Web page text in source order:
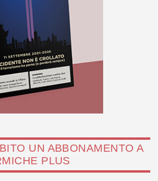
UN ABBONAMENTO A
PLUS